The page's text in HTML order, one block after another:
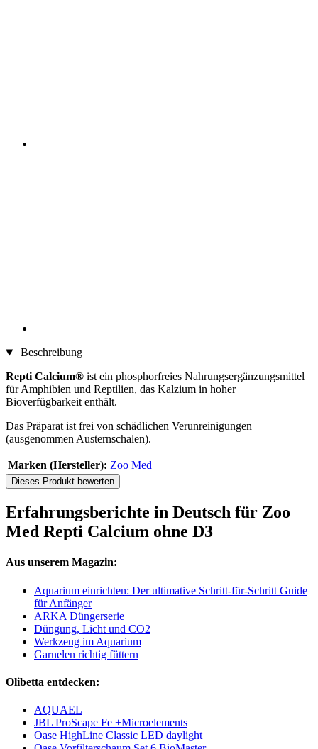
Beschreibung
Repti Calcium® ist ein phosphorfreies Nahrungsergänzungsmittel
für Amphibien und Reptilien, das Kalzium in hoher
Bioverfügbarkeit enthält.
Das Präparat ist frei von schädlichen Verunreinigungen
(ausgenommen Austernschalen).
Marken (Hersteller): Zoo Med
Dieses Produkt bewerten
Erfahrungsberichte in Deutsch für Zoo
Med Repti Calcium ohne D3
Aus unserem Magazin:
Aquarium einrichten: Der ultimative Schritt-für-Schritt Guide
für Anfänger
ARKA Düngerserie
Düngung, Licht und CO2
Werkzeug im Aquarium
Garnelen richtig füttern
Olibetta entdecken:
AQUAEL
JBL ProScape Fe +Microelements
Oase HighLine Classic LED daylight